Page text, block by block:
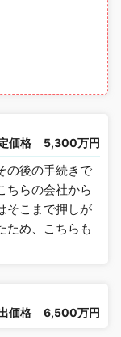
価格 5,300万円
の後の手続きで
ちらの会社から
そこまで押しが
ため、こちらも
価格 6,500万円